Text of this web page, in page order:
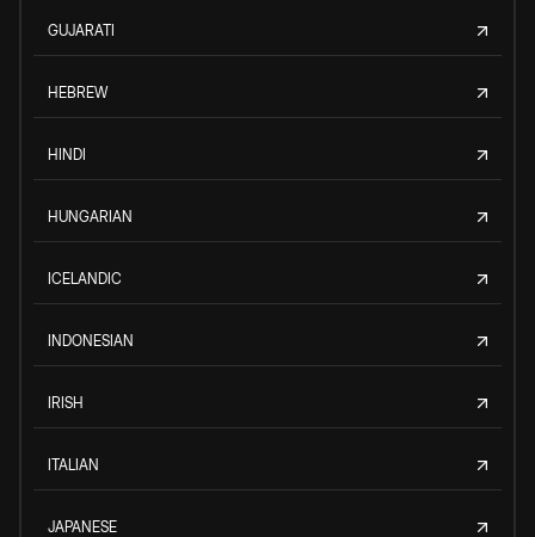
GUJARATI
HEBREW
HINDI
HUNGARIAN
ICELANDIC
INDONESIAN
IRISH
ITALIAN
JAPANESE